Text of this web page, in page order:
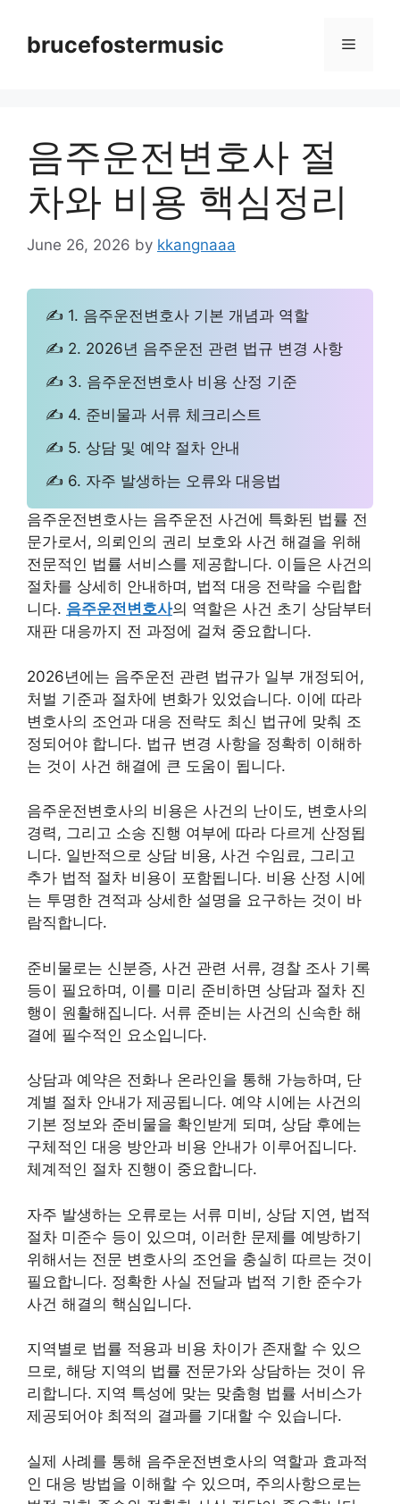
contentbrucefostermusic Menu
음주운전변호사 절
차와 비용 핵심정리
June 26, 2026 by kkangnaaa
✍ 1. 음주운전변호사 기본 개념과 역할
✍ 2. 2026년 음주운전 관련 법규 변경 사항
✍ 3. 음주운전변호사 비용 산정 기준
✍ 4. 준비물과 서류 체크리스트
✍ 5. 상담 및 예약 절차 안내
✍ 6. 자주 발생하는 오류와 대응법
음주운전변호사는 음주운전 사건에 특화된 법률 전
문가로서, 의뢰인의 권리 보호와 사건 해결을 위해
전문적인 법률 서비스를 제공합니다. 이들은 사건의
절차를 상세히 안내하며, 법적 대응 전략을 수립합
니다. 음주운전변호사의 역할은 사건 초기 상담부터
재판 대응까지 전 과정에 걸쳐 중요합니다.
2026년에는 음주운전 관련 법규가 일부 개정되어,
처벌 기준과 절차에 변화가 있었습니다. 이에 따라
변호사의 조언과 대응 전략도 최신 법규에 맞춰 조
정되어야 합니다. 법규 변경 사항을 정확히 이해하
는 것이 사건 해결에 큰 도움이 됩니다.
음주운전변호사의 비용은 사건의 난이도, 변호사의
경력, 그리고 소송 진행 여부에 따라 다르게 산정됩
니다. 일반적으로 상담 비용, 사건 수임료, 그리고
추가 법적 절차 비용이 포함됩니다. 비용 산정 시에
는 투명한 견적과 상세한 설명을 요구하는 것이 바
람직합니다.
준비물로는 신분증, 사건 관련 서류, 경찰 조사 기록
등이 필요하며, 이를 미리 준비하면 상담과 절차 진
행이 원활해집니다. 서류 준비는 사건의 신속한 해
결에 필수적인 요소입니다.
상담과 예약은 전화나 온라인을 통해 가능하며, 단
계별 절차 안내가 제공됩니다. 예약 시에는 사건의
기본 정보와 준비물을 확인받게 되며, 상담 후에는
구체적인 대응 방안과 비용 안내가 이루어집니다.
체계적인 절차 진행이 중요합니다.
자주 발생하는 오류로는 서류 미비, 상담 지연, 법적
절차 미준수 등이 있으며, 이러한 문제를 예방하기
위해서는 전문 변호사의 조언을 충실히 따르는 것이
필요합니다. 정확한 사실 전달과 법적 기한 준수가
사건 해결의 핵심입니다.
지역별로 법률 적용과 비용 차이가 존재할 수 있으
므로, 해당 지역의 법률 전문가와 상담하는 것이 유
리합니다. 지역 특성에 맞는 맞춤형 법률 서비스가
제공되어야 최적의 결과를 기대할 수 있습니다.
실제 사례를 통해 음주운전변호사의 역할과 효과적
인 대응 방법을 이해할 수 있으며, 주의사항으로는